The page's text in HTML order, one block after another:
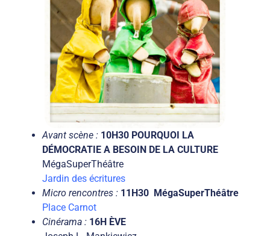
Avant scène : 10H30 POURQUOI LA
DÉMOCRATIE A BESOIN DE LA CULTURE
MégaSuperThéâtre
Jardin des écritures
Micro rencontres : 11H30 MégaSuperThéâtre
Place Carnot
Cinérama : 16H ÈVE